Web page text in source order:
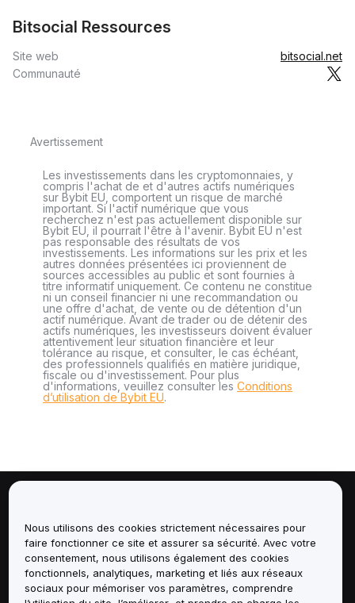
Bitsocial Ressources
Site web
bitsocial.net
Communauté
Avertissement
Les investissements dans les cryptomonnaies, y
compris l'achat de et d'autres actifs numériques
sur Bybit EU, comportent un risque de marché
important. Si l'actif numérique que vous
recherchez n'est pas actuellement disponible sur
Bybit EU, il pourrait l'être à l'avenir. Bybit EU n'est
pas responsable des résultats de vos
investissements. Les informations sur les prix et les
autres données présentées ici proviennent de
sources accessibles au public et sont fournies à
titre informatif uniquement. Ce contenu ne constitue
ni un conseil financier ni une recommandation ou
une offre d'achat, de vente ou de détention d'un
actif numérique. Avant de trader ou de détenir des
actifs numériques, les investisseurs doivent évaluer
attentivement leur situation financière et leur
tolérance au risque, et consulter, le cas échéant,
des professionnels qualifiés en matière juridique,
fiscale ou d'investissement. Pour plus
d'informations, veuillez consulter les Conditions
d’utilisation de Bybit EU.
Services
Assistance
Nous utilisons des cookies strictement nécessaires pour
faire fonctionner ce site et assurer sa sécurité. Avec votre
consentement, nous utilisons également des cookies
fonctionnels, analytiques, marketing et liés aux réseaux
sociaux pour mémoriser vos paramètres, comprendre